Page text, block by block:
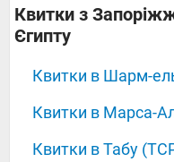
‍‍‍‍‍Квитки з
Єгипту
Квитки в Шарм-
Квитки в Марса-
Квитки в Табу